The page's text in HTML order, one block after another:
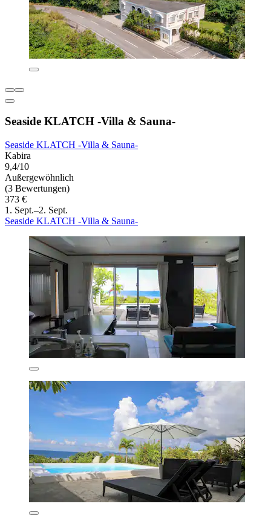
Seaside KLATCH -Villa & Sauna-
Seaside KLATCH -Villa & Sauna-
Kabira
9,4/10
Außergewöhnlich
(3 Bewertungen)
373 €
1. Sept.–2. Sept.
Seaside KLATCH -Villa & Sauna-